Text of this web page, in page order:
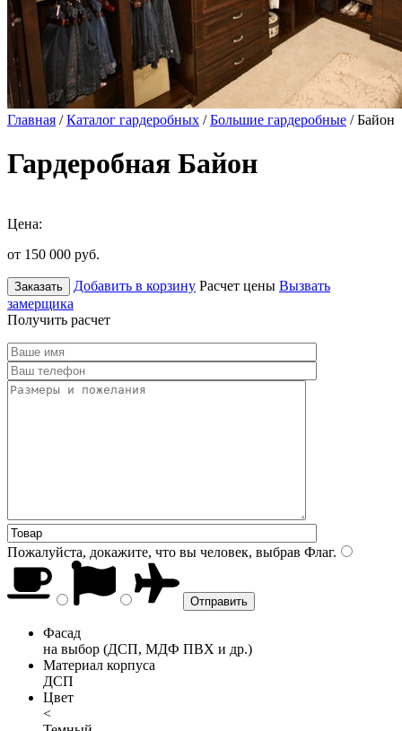
Главная /Каталог гардеробных /Большие гардеробные / Байон
Гардеробная Байон
Цена:
от 150 000 руб.
Заказать Добавить в корзину Расчет цены Вызвать
замерщика
Получить расчет
Пожалуйста, докажите, что вы человек, выбрав Флаг.
Фасад
на выбор (ДСП, МДФ ПВХ и др.)
Материал корпуса
ДСП
Цвет
<